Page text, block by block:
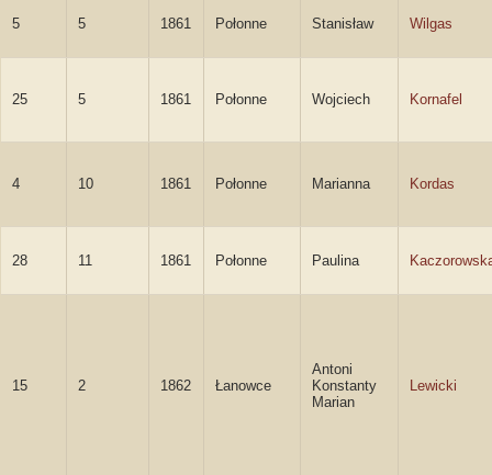
5 5 1861 Połonne Stanisław Wilgas
25 5 1861 Połonne Wojciech Kornafel
4 10 1861 Połonne Marianna Kordas
28 11 1861 Połonne Paulina
15 2 1862 Łanowce
Antoni
Konstanty
Marian
Lewicki